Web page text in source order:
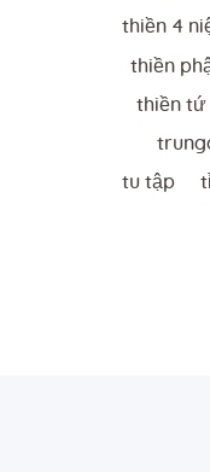
thiền 4
thiền
thiền tứ
tu tập